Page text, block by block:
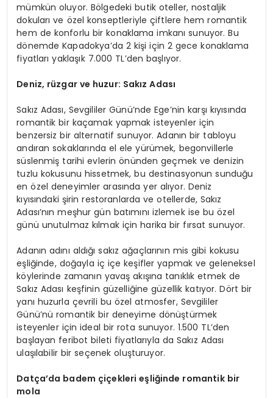
mümkün oluyor. Bölgedeki butik oteller, nostaljik
dokuları ve özel konseptleriyle çiftlere hem romantik
hem de konforlu bir konaklama imkanı sunuyor. Bu
dönemde Kapadokya’da 2 kişi için 2 gece konaklama
fiyatları yaklaşık 7.000 TL’den başlıyor.
Deniz, rüzgar ve huzur: Sakız Adası
Sakız Adası, Sevgililer Günü’nde Ege’nin karşı kıyısında
romantik bir kaçamak yapmak isteyenler için
benzersiz bir alternatif sunuyor. Adanın bir tabloyu
andıran sokaklarında el ele yürümek, begonvillerle
süslenmiş tarihi evlerin önünden geçmek ve denizin
tuzlu kokusunu hissetmek, bu destinasyonun sunduğu
en özel deneyimler arasında yer alıyor. Deniz
kıyısındaki şirin restoranlarda ve otellerde, Sakız
Adası’nın meşhur gün batımını izlemek ise bu özel
günü unutulmaz kılmak için harika bir fırsat sunuyor.
Adanın adını aldığı sakız ağaçlarının mis gibi kokusu
eşliğinde, doğayla iç içe keşifler yapmak ve geleneksel
köylerinde zamanın yavaş akışına tanıklık etmek de
Sakız Adası keşfinin güzelliğine güzellik katıyor. Dört bir
yanı huzurla çevrili bu özel atmosfer, Sevgililer
Günü’nü romantik bir deneyime dönüştürmek
isteyenler için ideal bir rota sunuyor. 1.500 TL’den
başlayan feribot bileti fiyatlarıyla da Sakız Adası
ulaşılabilir bir seçenek oluşturuyor.
Datça’da badem çiçekleri eşliğinde romantik bir
mola